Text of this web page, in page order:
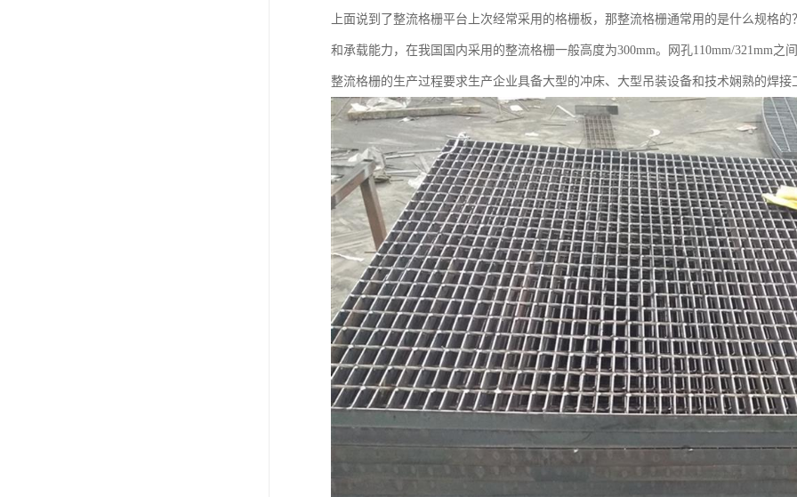
上面说到了整流格栅平台上次经常采用的格栅板，那整流格栅通常用的是什么规格
和承载能力，在我国国内采用的整流格栅一般高度为300mm。网孔110mm/321mm
整流格栅的生产过程要求生产企业具备大型的冲床、大型吊装设备和技术娴熟的焊接